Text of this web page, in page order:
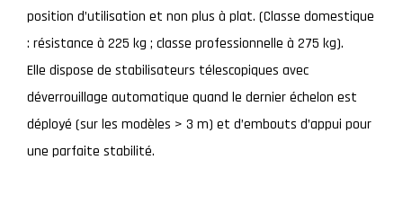
position d’utilisation et non plus à plat. (Classe domestique
: résistance à 225 kg ; classe professionnelle à 275 kg).
Elle dispose de stabilisateurs télescopiques avec
déverrouillage automatique quand le dernier échelon est
déployé (sur les modèles > 3 m) et d’embouts d’appui pour
une parfaite stabilité.